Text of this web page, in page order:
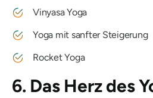
Vinyasa Yoga
Yoga mit sanfter Steigerung
Rocket Yoga
6. Das Herz des